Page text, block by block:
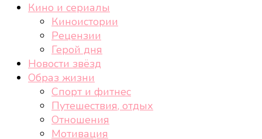
cheek-look.ru
Женский сайт о звездах и кино, а также трендах,
здоровом образе жизни, спорте, стиле, отдыхе и
Кино и сериалы
Киноистории
Рецензии
Герой дня
Новости звёзд
Образ жизни
Спорт и фитнес
Путешествия, отдых
Отношения
Мотивация